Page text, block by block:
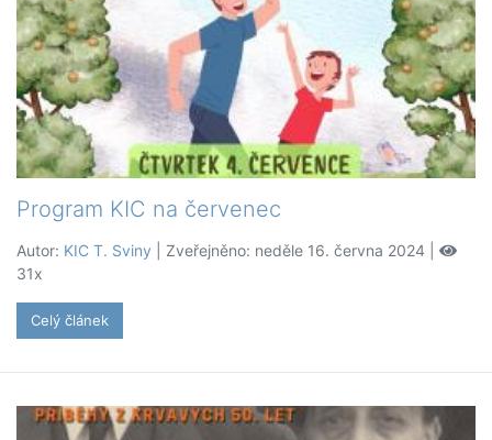
Program KIC na červenec
Autor: KIC T. Sviny | Zveřejněno: neděle 16. června 2024 |
31x
Celý článek